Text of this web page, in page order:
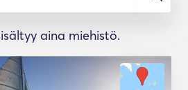
aina miehistö.